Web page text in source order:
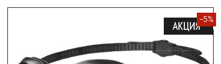
-5%